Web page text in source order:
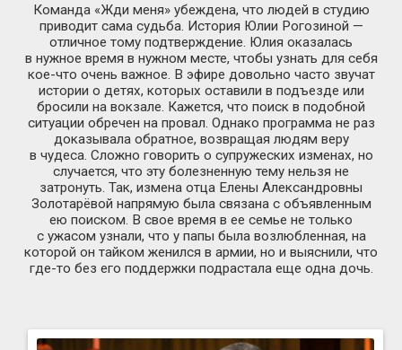
Команда «Жди меня» убеждена, что людей в студию
приводит сама судьба. История Юлии Рогозиной —
отличное тому подтверждение. Юлия оказалась
в нужное время в нужном месте, чтобы узнать для себя
кое-что очень важное. В эфире довольно часто звучат
истории о детях, которых оставили в подъезде или
бросили на вокзале. Кажется, что поиск в подобной
ситуации обречен на провал. Однако программа не раз
доказывала обратное, возвращая людям веру
в чудеса. Сложно говорить о супружеских изменах, но
случается, что эту болезненную тему нельзя не
затронуть. Так, измена отца Елены Александровны
Золотарёвой напрямую была связана с объявленным
ею поиском. В свое время в ее семье не только
с ужасом узнали, что у папы была возлюбленная, на
которой он тайком женился в армии, но и выяснили, что
где-то без его поддержки подрастала еще одна дочь.